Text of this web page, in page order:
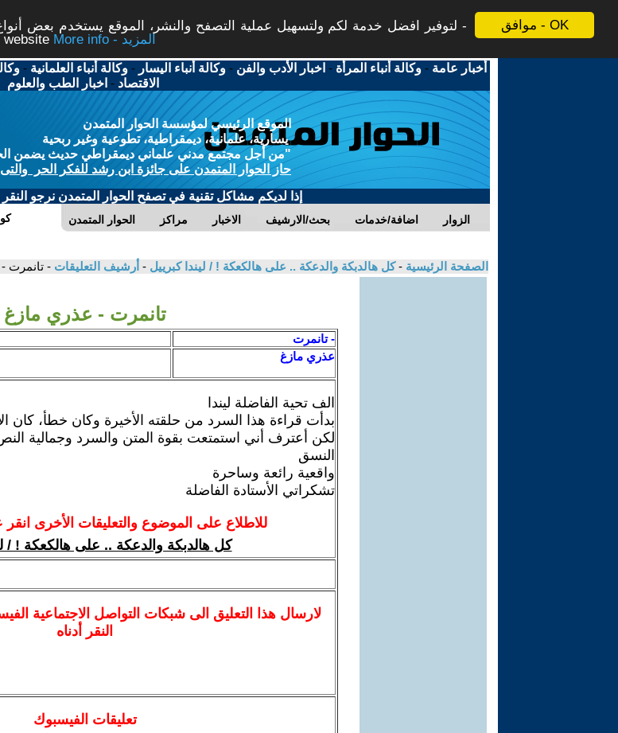
موافق - OK
لتوفير افضل خدمة لكم ولتسهيل عملية التصفح والنشر، الموقع يستخدم بعض
website
More info - المزيد
أخبار عامة -وكالة أنباء المرأة - اخبار الأدب والفن -وكالة أنباء اليسار -وكالة أنباء العلمانية -
الاقتصاد - اخبار الطب والعلوم
الموقع الرئيسي لمؤسسة الحوار المتمدن
يسارية، علمانية، ديمقراطية، تطوعية وغير ربحية
"من أجل مجتمع مدني علماني ديمقراطي حديث يضمن
حاز الحوار المتمدن على جائزة ابن رشد للفكر الحر والتى
إذا لديكم مشاكل تقنية في تصفح الحوار المتمدن نرجو النقر
الحوار المتمدن مراكز الاخبار بحث/الارشيف اضافة/خدمات الزوار
الصفحة الرئيسية -كل هالدبكة والدعكة .. على هالكعكة ! / ليندا كبرييل - أرشيف التعليقات - تانمرت
تانمرت - عذري مازغ
- تانمرت
عذري مازغ
الف تحية الفاضلة ليندا
بدأت قراءة هذا السرد من حلقته الأخيرة وكان خطأ، كان
لكن أعترف أني استمتعت بقوة المتن والسرد وجمالية
النسق
واقعية رائعة وساحرة
تشكراتي الأستادة الفاضلة
للاطلاع على الموضوع والتعليقات الأخرى انقر
كل هالدبكة والدعكة .. على هالكعكة ! /
لارسالهذا التعليق الى شبكات التواصل الاجتماعية
النقر أدناه
تعليقات الفيسبوك